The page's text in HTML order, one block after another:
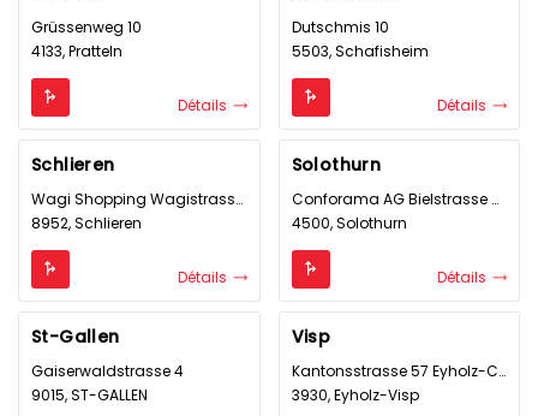
Grüssenweg 10
4133, Pratteln
Détails
Dutschmis 10
5503, Schafisheim
Détails
Schlieren
Wagi Shopping Wagistrasse 20
8952, Schlieren
Détails
Solothurn
Conforama AG Bielstrasse 50
4500, Solothurn
Détails
St-Gallen
Gaiserwaldstrasse 4
9015, ST-GALLEN
Visp
Kantonsstrasse 57 Eyholz-Center
3930, Eyholz-Visp